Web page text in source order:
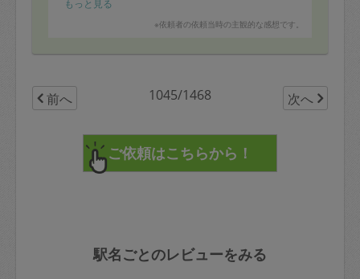
もっと見る
※依頼者の依頼当時の主観的な感想です。
前へ 1045/1468 次へ
駅名ごとのレビューをみる